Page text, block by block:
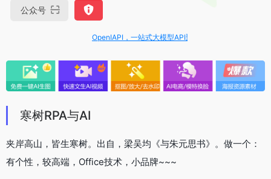
公众号
OpenIAPI，一站式大模型API聚合平台
寒树RPA与AI
夹岸高山，皆生寒树。出自，梁吴均《与朱元思书》。做一个：
有个性，较高端，Office技术，小品牌~~~